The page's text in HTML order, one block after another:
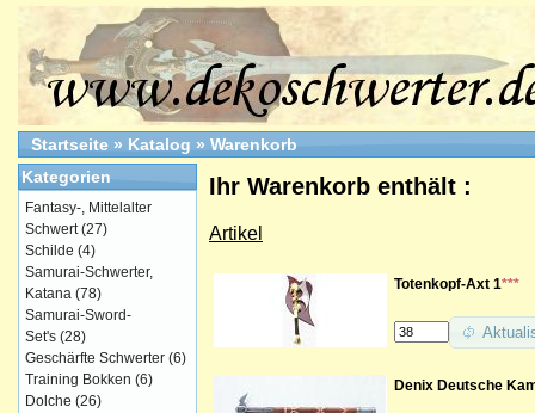
Startseite » Katalog » Warenkorb
Ihr Warenkorb enthält :
Artikel
Totenkopf-Axt 1***
Denix Deutsche
Kategorien
Fantasy-, Mittelalter
Schwert(27)
Schilde (4)
Samurai-Schwerter,
Katana (78)
Samurai-Sword-
Set's (28)
Geschärfte Schwerter (6)
Training Bokken (6)
Dolche (26)